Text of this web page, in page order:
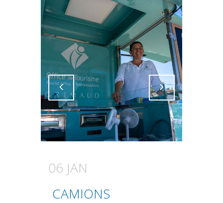
Attiva comando Attiva comando
06 JAN
CAMIONS